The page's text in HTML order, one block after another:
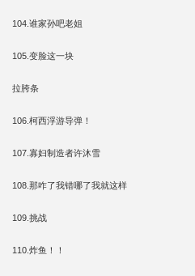
104.谁家孙吧老姐
105.变脸这一块
拉胯条
106.柯西浮游导弹！
107.寡妇制造者许沐雪
108.那咋了我错哪了我就这样
109.挑战
110.炸鱼！！